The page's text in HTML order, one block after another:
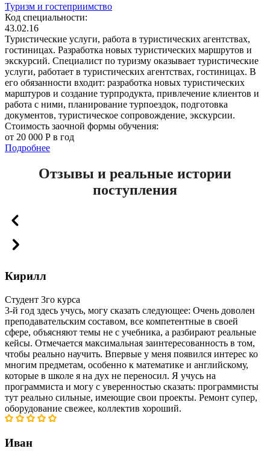
Туризм и гостеприимство
Код специальности:
43.02.16
Туристические услуги, работа в туристических агентствах,
гостиницах. Разработка новых туристических маршрутов и
экскурсий. Специалист по туризму оказывает туристические
услуги, работает в туристических агентствах, гостиницах. В
его обязанности входит: разработка новых туристических
марштуров и создание турпродукта, привлечение клиентов и
работа с ними, планирование турпоездок, подготовка
документов, туристическое сопровождение, экскурсии.
Стоимость заочной формы обучения:
от 20 000 Р в год
Подробнее
Отзывы и реальные истории
поступления
Кирилл
Студент 3го курса
3-й год здесь учусь, могу сказать следующее: Очень доволен
преподавательским составом, все компетентные в своей
сфере, объясняют темы не с учебника, а разбирают реальные
кейсы. Отмечается максимальная заинтересованность в том,
чтобы реально научить. Впервые у меня появился интерес ко
многим предметам, особенно к математике и английскому,
которые в школе я на дух не переносил. Я учусь на
программиста и могу с уверенностью сказать: программисты
тут реально сильные, имеющие свои проекты. Ремонт супер,
оборудование свежее, коллектив хороший.
Иван